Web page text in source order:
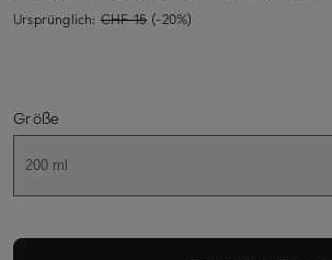
Ursprünglich: CHF 15 (-20%)
Größe
200 ml